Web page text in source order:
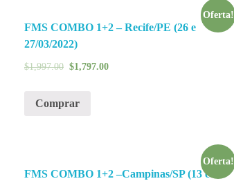
Oferta!
FMS COMBO 1+2 – Recife/PE (26 e
27/03/2022)
$1,997.00 $1,797.00
Comprar
Oferta!
FMS COMBO 1+2 –Campinas/SP (13 e